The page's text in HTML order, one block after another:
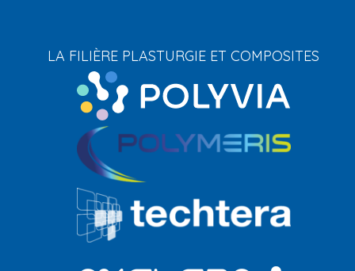
LA FILIÈRE PLASTURGIE ET COMPOSITES